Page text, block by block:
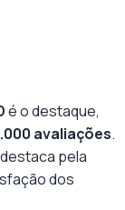
é o destaque,
avaliações.
pela
dos